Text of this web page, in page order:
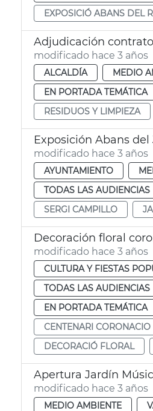
EXPOSICIÓ ABANS DEL
Adjudicación
modificado hace 3 años
ALCALDÍA MEDIO
EN PORTADA TEMÁTICA
RESIDUOS Y LIMPIEZA
Exposición Abans del
modificado hace 3 años
AYUNTAMIENTO
TODAS LAS AUDIENCIAS
SERGI CAMPILLO
Decoración floral
modificado hace 3 años
CULTURA Y FIESTAS
TODAS LAS AUDIENCIAS
EN PORTADA TEMÁTICA
CENTENARI
DECORACIÓ FLORAL
Apertura Jardín
modificado hace 3 años
MEDIO AMBIENTE